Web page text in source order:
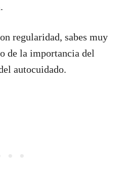
regularidad, sabes muy
de la importancia del
autocuidado.